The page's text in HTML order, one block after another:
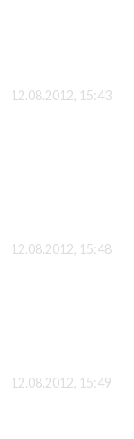
12.08.2012, 15:43
12.08.2012, 15:48
12.08.2012, 15:49